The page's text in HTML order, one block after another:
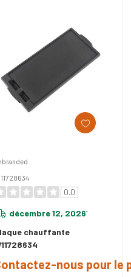
0.0
décembre 12, 2026*
chauffante
nous pour le